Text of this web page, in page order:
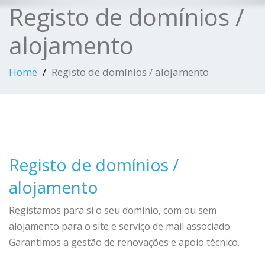
Registo de domínios /
alojamento
Home Registo de domínios / alojamento
Registo de domínios /
alojamento
Registamos para si o seu domínio, com ou sem
alojamento para o site e serviço de mail associado.
Garantimos a gestão de renovações e apoio técnico.